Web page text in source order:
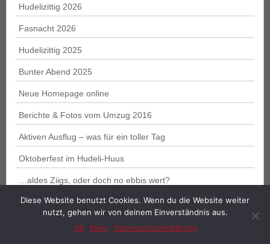
Hudelizittig 2026
Fasnacht 2026
Hudelizittig 2025
Bunter Abend 2025
Neue Homepage online
Berichte & Fotos vom Umzug 2016
Aktiven Ausflug – was für ein toller Tag
Oktoberfest im Hudeli-Huus
…aldes Ziigs, oder doch no ebbis wert?
Proudly powered by WordPress
Diese Website benutzt Cookies. Wenn du die Website weiter
nutzt, gehen wir von deinem Einverständnis aus.
OK
Nein Datenschutzerklärung